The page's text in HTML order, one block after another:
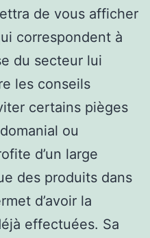
de vous afficher
correspondent à
du secteur lui
les conseils
certains pièges
ou
d’un large
des produits dans
d’avoir la
effectuées. Sa